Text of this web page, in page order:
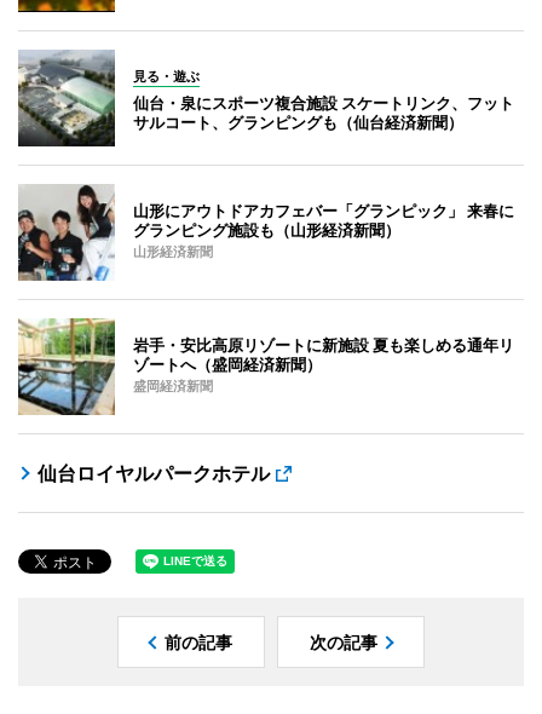
見る・遊ぶ
仙台・泉にスポーツ複合施設 スケートリンク、フット
サルコート、グランピングも（仙台経済新聞）
山形にアウトドアカフェバー「グランピック」 来春に
グランピング施設も（山形経済新聞）
山形経済新聞
岩手・安比高原リゾートに新施設 夏も楽しめる通年リ
ゾートへ（盛岡経済新聞）
盛岡経済新聞
仙台ロイヤルパークホテル
前の記事 次の記事